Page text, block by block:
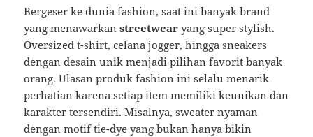
Bergeser ke dunia fashion, saat ini banyak brand
yang menawarkanstreetwear yang super stylish.
Oversized t-shirt, celana jogger, hingga sneakers
dengan desain unik menjadi pilihan favorit banyak
orang. Ulasan produk fashion ini selalu menarik
perhatian karena setiap item memiliki keunikan dan
karakter tersendiri. Misalnya, sweater nyaman
dengan motif tie-dye yang bukan hanya bikin